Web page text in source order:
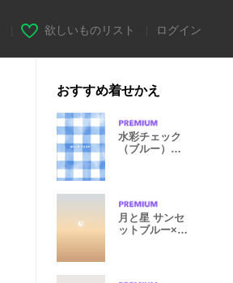
欲しいものリスト ログイン
おすすめ着せかえ
水彩チェック
（ブルー）
月と星 サンセ
ットブルー×オ